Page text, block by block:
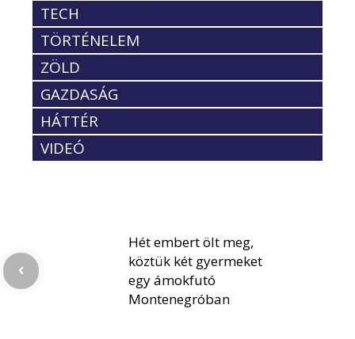
TECH
TÖRTÉNELEM
ZÖLD
GAZDASÁG
HÁTTÉR
VIDEÓ
Hét embert ölt meg,
köztük két gyermeket
egy ámokfutó
Montenegróban